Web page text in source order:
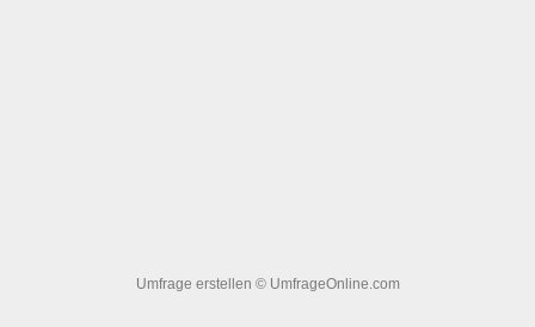
Umfrage erstellen © UmfrageOnline.com